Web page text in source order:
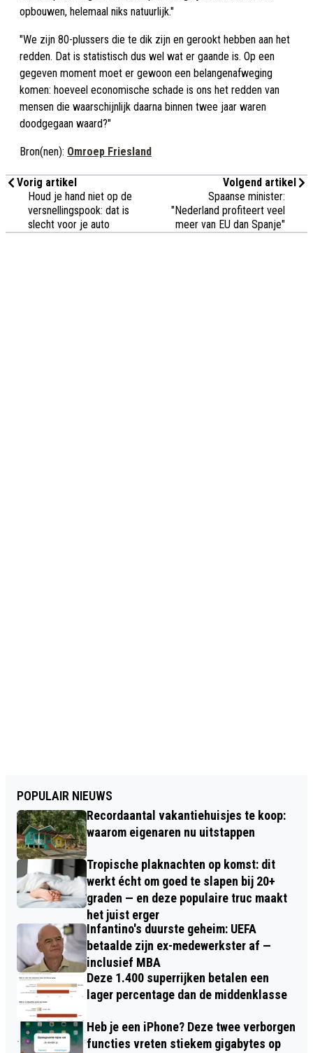
opbouwen, helemaal niks natuurlijk."
"We zijn 80-plussers die te dik zijn en gerookt hebben aan het
redden. Dat is statistisch dus wel wat er gaande is. Op een
gegeven moment moet er gewoon een belangenafweging
komen: hoeveel economische schade is ons het redden van
mensen die waarschijnlijk daarna binnen twee jaar waren
doodgegaan waard?"
Bron(nen): Omroep Friesland
Vorig artikel
Houd je hand niet op de
versnellingspook: dat is
slecht voor je auto
Volgend artikel
Spaanse minister:
"Nederland profiteert veel
meer van EU dan Spanje"
POPULAIR NIEUWS
Recordaantal vakantiehuisjes te koop:
waarom eigenaren nu uitstappen
Tropische plaknachten op komst: dit
werkt écht om goed te slapen bij 20+
graden — en deze populaire truc maakt
het juist erger
Infantino's duurste geheim: UEFA
betaalde zijn ex-medewerkster af —
inclusief MBA
Deze 1.400 superrijken betalen een
lager percentage dan de middenklasse
Heb je een iPhone? Deze twee verborgen
functies vreten stiekem gigabytes op